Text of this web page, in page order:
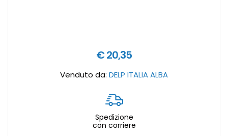
€ 20,35
Venduto da: DELP ITALIA ALBA
Spedizione
con corriere